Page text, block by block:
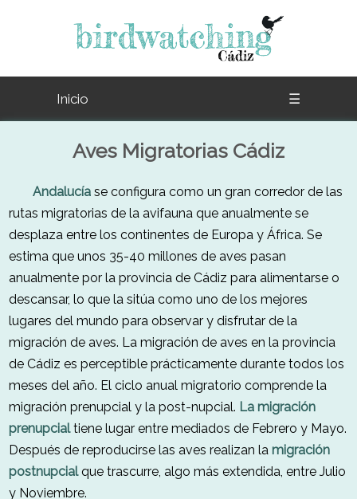
Inicio ☰
Aves Migratorias Cádiz
Andalucía se configura como un gran corredor de las
rutas migratorias de la avifauna que anualmente se
desplaza entre los continentes de Europa y África. Se
estima que unos 35-40 millones de aves pasan
anualmente por la provincia de Cádiz para alimentarse o
descansar, lo que la sitúa como uno de los mejores
lugares del mundo para observar y disfrutar de la
migración de aves. La migración de aves en la provincia
de Cádiz es perceptible prácticamente durante todos los
meses del año. El ciclo anual migratorio comprende la
migración prenupcial y la post-nupcial. La migración
prenupcialtiene lugar entre mediados de Febrero y Mayo.
Después de reproducirse las aves realizan lamigración
postnupcialque trascurre, algo más extendida, entre Julio
y Noviembre.